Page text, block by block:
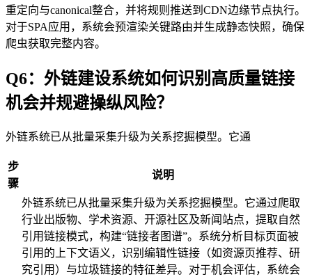
重定向与canonical整合，并将规则推送到CDN边缘节点执行。
对于SPA应用，系统会预渲染关键路由并生成静态快照，确保
爬虫获取完整内容。
Q6：外链建设系统如何识别高质量链接
机会并规避操纵风险？
外链系统已从批量采集升级为关系挖掘模型。它通
步
骤
说明
外链系统已从批量采集升级为关系挖掘模型。它通过爬取
行业出版物、学术资源、开源社区及新闻站点，提取自然
引用链接模式，构建“链接者图谱”。系统分析目标页面被
引用的上下文语义，识别编辑性链接（如资源页推荐、研
究引用）与垃圾链接的特征差异。对于机会评估，系统会